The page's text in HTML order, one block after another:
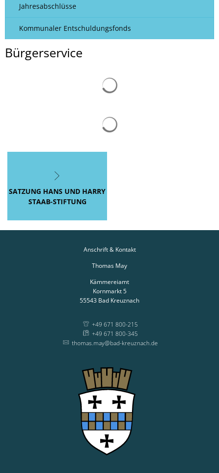
Jahresabschlüsse
Kommunaler Entschuldungsfonds
Bürgerservice
SATZUNG HANS UND HARRY
STAAB-STIFTUNG
Anschrift & Kontakt
Thomas May
Kämmereiamt
Kornmarkt 5
55543 Bad Kreuznach
+49 671 800-215
+49 671 800-345
thomas.may@bad-kreuznach.de